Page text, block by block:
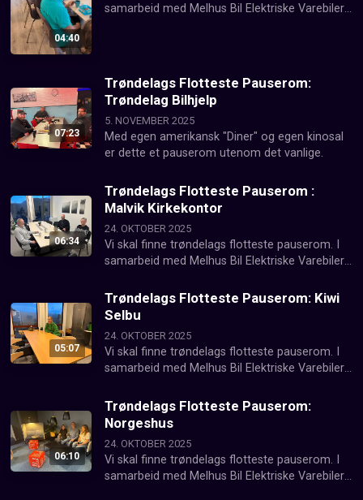
04:40
samarbeid med Melhus Bil Elektriske Varebiler
07:23
Trøndelags Flotteste Pauserom:
Trøndelag Bilhjelp
5. NOVEMBER 2025
Med egen amerikansk "Diner" og egen kinosal
er dette et pauserom utenom det vanlige.
06:34
Trøndelags Flotteste Pauserom :
Malvik Kirkekontor
24. OKTOBER 2025
Vi skal finne trøndelags flotteste pauserom. I
samarbeid med Melhus Bil Elektriske Varebiler
05:07
Trøndelags Flotteste Pauserom: Kiwi
Selbu
24. OKTOBER 2025
Vi skal finne trøndelags flotteste pauserom. I
samarbeid med Melhus Bil Elektriske Varebiler
06:10
Trøndelags Flotteste Pauserom:
Norgeshus
24. OKTOBER 2025
Vi skal finne trøndelags flotteste pauserom. I
samarbeid med Melhus Bil Elektriske Varebiler